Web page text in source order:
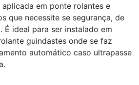
em ponte rolantes e
que necessite se segurança, de
É ideal para ser instalado em
guindastes onde se faz
automático caso ultrapasse